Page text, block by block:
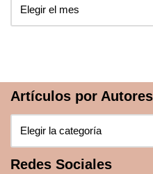
Artículos por
Redes Sociales